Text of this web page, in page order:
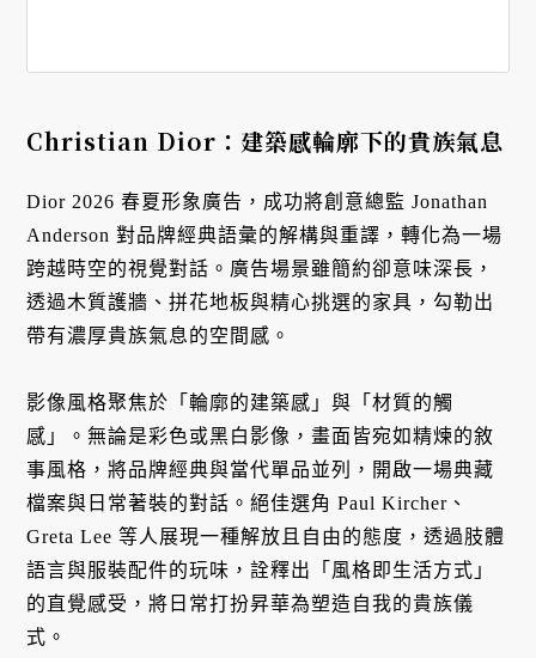
Christian Dior：建築感輪廓下的貴族氣息
Dior 2026 春夏形象廣告，成功將創意總監 Jonathan
Anderson 對品牌經典語彙的解構與重譯，轉化為一場
跨越時空的視覺對話。廣告場景雖簡約卻意味深長，
透過木質護牆、拼花地板與精心挑選的家具，勾勒出
帶有濃厚貴族氣息的空間感。
影像風格聚焦於「輪廓的建築感」與「材質的觸
感」。無論是彩色或黑白影像，畫面皆宛如精煉的敘
事風格，將品牌經典與當代單品並列，開啟一場典藏
檔案與日常著裝的對話。絕佳選角 Paul Kircher、
Greta Lee 等人展現一種解放且自由的態度，透過肢體
語言與服裝配件的玩味，詮釋出「風格即生活方式」
的直覺感受，將日常打扮昇華為塑造自我的貴族儀
式。